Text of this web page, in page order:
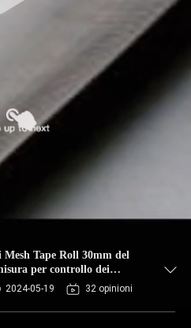
Tape Roll 30mm del
per controllo dei
2024-05-19 32 opinioni